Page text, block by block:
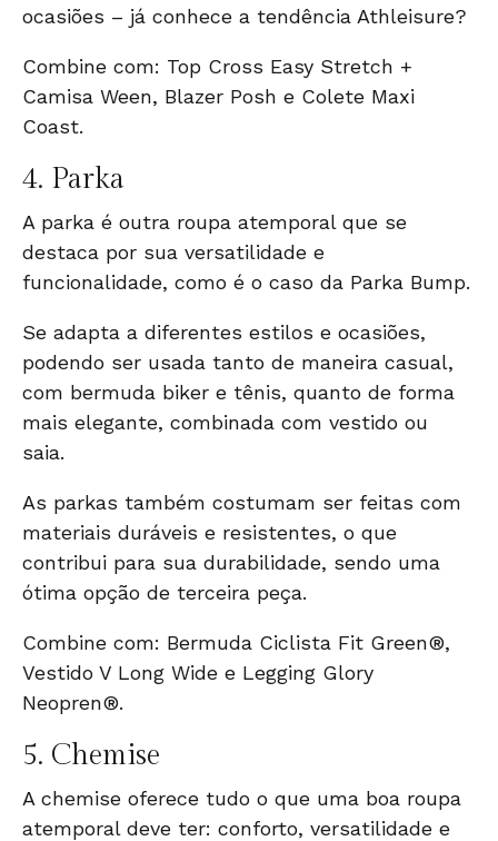
ocasiões – já conhece a tendência Athleisure?
Combine com: Top Cross Easy Stretch +
Camisa Ween, Blazer Posh e Colete Maxi
Coast.
4. Parka
A parka é outra roupa atemporal que se
destaca por sua versatilidade e
funcionalidade, como é o caso da Parka Bump.
Se adapta a diferentes estilos e ocasiões,
podendo ser usada tanto de maneira casual,
com bermuda biker e tênis, quanto de forma
mais elegante, combinada com vestido ou
saia.
As parkas também costumam ser feitas com
materiais duráveis e resistentes, o que
contribui para sua durabilidade, sendo uma
ótima opção de terceira peça.
Combine com: Bermuda Ciclista Fit Green®,
Vestido V Long Wide e Legging Glory
Neopren®.
5. Chemise
A chemise oferece tudo o que uma boa roupa
atemporal deve ter: conforto, versatilidade e